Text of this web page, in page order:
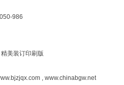
986
美装订印刷版
, www.chinabgw.net